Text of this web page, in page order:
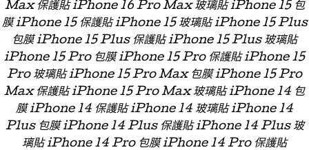
Max 保護貼 iPhone 16 Pro Max 玻璃貼 iPhone 15 包
膜 iPhone 15 保護貼 iPhone 15 玻璃貼 iPhone 15 Plus
包膜 iPhone 15 Plus 保護貼 iPhone 15 Plus 玻璃貼
iPhone 15 Pro 包膜 iPhone 15 Pro 保護貼 iPhone 15
Pro 玻璃貼 iPhone 15 Pro Max 包膜 iPhone 15 Pro
Max 保護貼 iPhone 15 Pro Max 玻璃貼 iPhone 14 包
膜 iPhone 14 保護貼 iPhone 14 玻璃貼 iPhone 14
Plus 包膜 iPhone 14 Plus 保護貼 iPhone 14 Plus 玻
璃貼 iPhone 14 Pro 包膜 iPhone 14 Pro 保護貼